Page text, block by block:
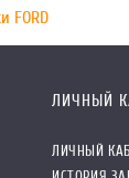
FORD
ЛИЧНЫЙ
ЛИЧНЫЙ